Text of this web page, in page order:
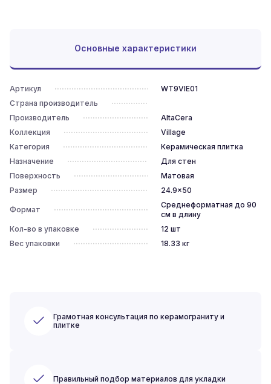
Основные характеристики
Артикул
WT9VIE01
Страна производитель
Производитель
AltaCera
Коллекция
Village
Категория
Керамическая плитка
Назначение
Для стен
Поверхность
Матовая
Размер
24.9x50
Формат
Среднеформатная до 90
см в длину
Кол-во в упаковке
12 шт
Вес упаковки
18.33 кг
Грамотная консультация по керамограниту и
плитке
Правильный подбор материалов для укладки